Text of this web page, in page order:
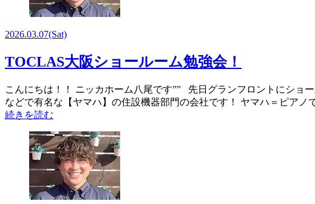
2026.03.07(Sat)
TOCLAS大阪ショールーム勉強会！
こんにちは！！ ニッカホーム八尾です”” 先日グランフロントにショ
などで有名な【ヤマハ】の住設機器部門の会社です！ ヤマハ＝ピア
続きを読む